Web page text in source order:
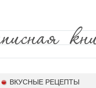
ВКУСНЫЕ РЕЦЕПТЫ